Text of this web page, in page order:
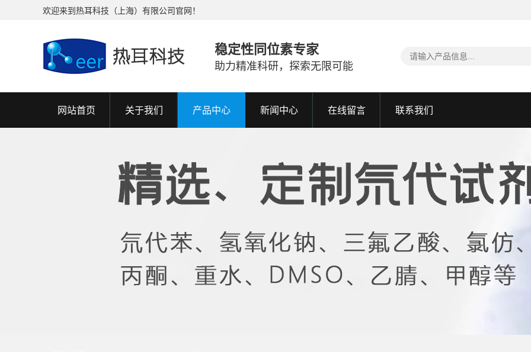
欢迎来到热耳科技（上海）有限公司官网！
稳定性同位素专家
助力精准科研，探索无限可能
网站首页 关于我们 产品中心 新闻中心 在线留言 联系我们